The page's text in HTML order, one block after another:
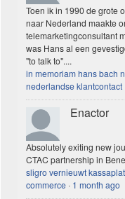
Toen ik in 1990 de grote
naar Nederland maakte
telemarketingconsultant
was Hans al een
"to talk to"....
in memoriam hans bach
nederlandse klantcontact
Enactor
Absolutely exiting new
CTAC partnership in
sligro vernieuwt
commerce · 1 month ago